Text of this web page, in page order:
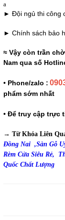
a
► Đội ngủ thi công
► Chính sách bảo
≈ Vậy còn trần
Nam qua số
• Phone/zalo :
phẩm sớm nhất
• Để truy cập trực
→ Từ Khóa Liên
Đồng Nai ,Sàn Gỗ
Rèm Cửa Siêu Rẻ,
Quốc Chất Lượng